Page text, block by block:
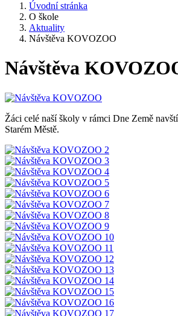
Úvodní stránka
O škole
Aktuality
Návštěva KOVOZOO
Návštěva
Žáci celé naší školy v rámci Dne Země
Starém Městě.